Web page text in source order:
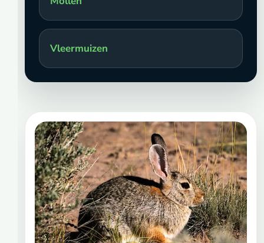
Vleermuizen